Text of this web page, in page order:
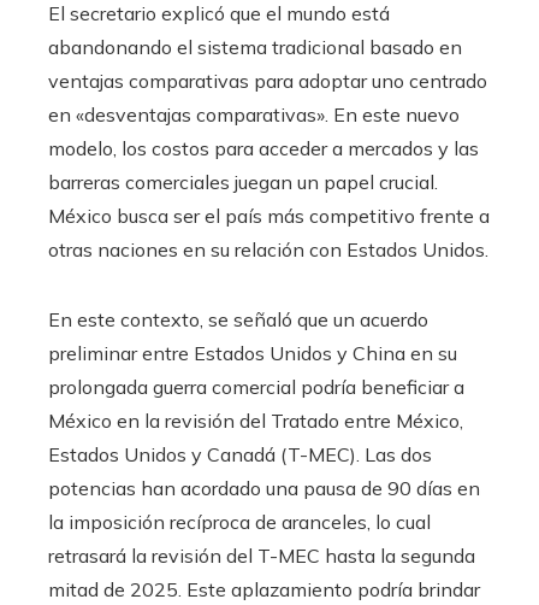
El secretario explicó que el mundo está
abandonando el sistema tradicional basado en
ventajas comparativas para adoptar uno centrado
en «desventajas comparativas». En este nuevo
modelo, los costos para acceder a mercados y las
barreras comerciales juegan un papel crucial.
México busca ser el país más competitivo frente a
otras naciones en su relación con Estados Unidos.
En este contexto, se señaló que un acuerdo
preliminar entre Estados Unidos y China en su
prolongada guerra comercial podría beneficiar a
México en la revisión del Tratado entre México,
Estados Unidos y Canadá (T-MEC). Las dos
potencias han acordado una pausa de 90 días en
la imposición recíproca de aranceles, lo cual
retrasará la revisión del T-MEC hasta la segunda
mitad de 2025. Este aplazamiento podría brindar